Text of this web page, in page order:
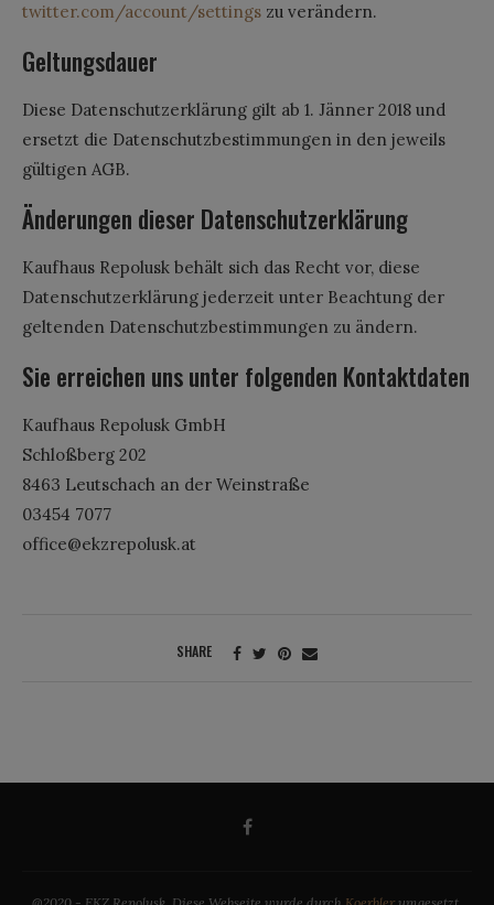
twitter.com/account/settings zu verändern.
Geltungsdauer
Diese Datenschutzerklärung gilt ab 1. Jänner 2018 und
ersetzt die Datenschutzbestimmungen in den jeweils
gültigen AGB.
Änderungen dieser Datenschutzerklärung
Kaufhaus Repolusk behält sich das Recht vor, diese
Datenschutzerklärung jederzeit unter Beachtung der
geltenden Datenschutzbestimmungen zu ändern.
Sie erreichen uns unter folgenden Kontaktdaten
Kaufhaus Repolusk GmbH
Schloßberg 202
8463 Leutschach an der Weinstraße
03454 7077
office@​ekzrepolusk.at
SHARE